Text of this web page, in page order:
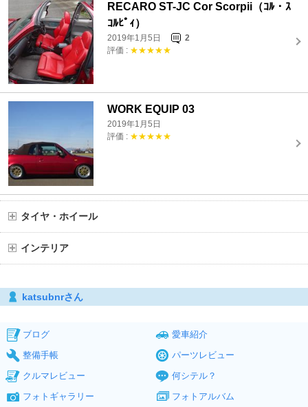
RECARO ST-JC Cor Scorpii（ｺﾙ・ｽ
ｺﾙﾋﾟｨ）
2019年1月5日
2
評価 : ★★★★★
WORK EQUIP 03
2019年1月5日
評価 : ★★★★★
タイヤ・ホイール
インテリア
katsubnrさん
ブログ
愛車紹介
整備手帳
パーツレビュー
クルマレビュー
何シテル？
フォトギャラリー
フォトアルバム